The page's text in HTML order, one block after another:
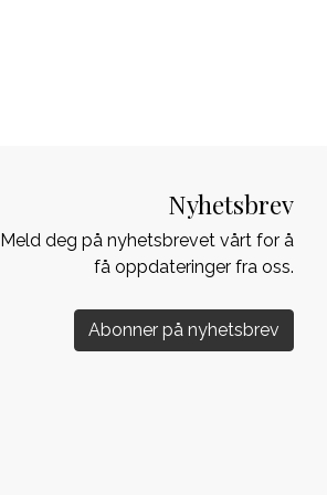
Nyhetsbrev
Meld deg på nyhetsbrevet vårt for å
få oppdateringer fra oss.
Abonner på nyhetsbrev